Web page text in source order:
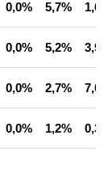
0,0% 5,7%
0,0% 5,2%
0,0% 2,7%
0,0% 1,2%